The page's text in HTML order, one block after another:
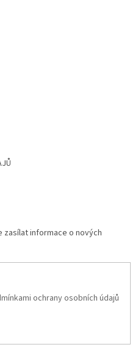
zasílat informace o nových
ochrany osobních údajů